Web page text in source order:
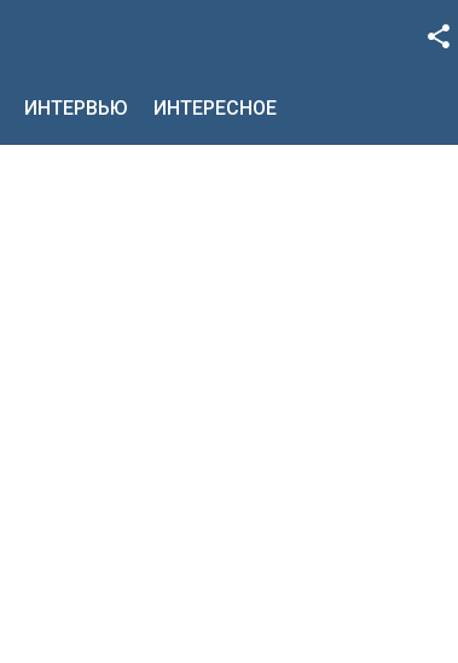
Google+
ИНТЕРВЬЮ ИНТЕРЕСНОЕ